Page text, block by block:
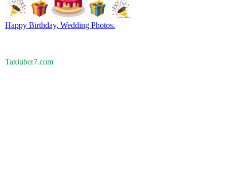
Happy Birthday, Wedding Photos.
Taxiuber7.com